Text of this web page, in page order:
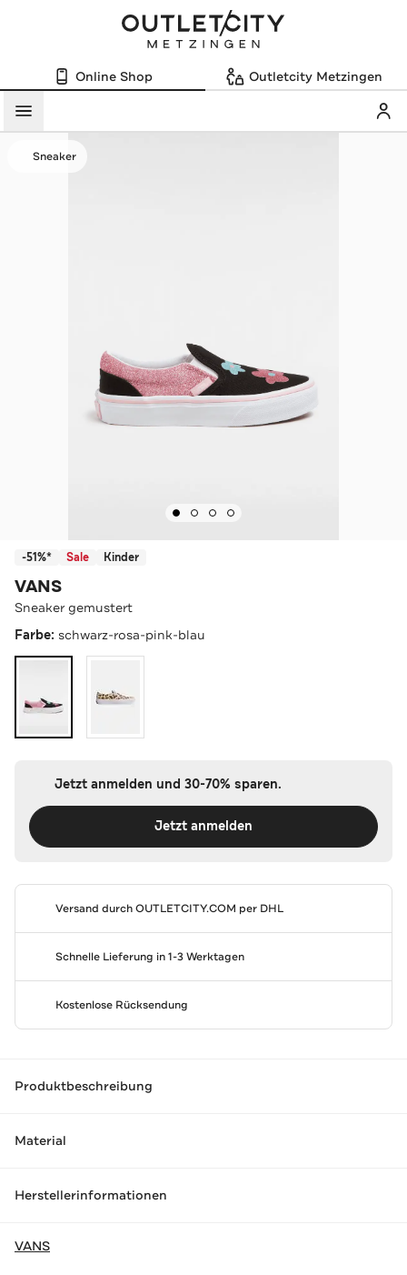
Online Shop Outletcity Metzingen
Menü
Sneaker
-51%* Sale Kinder
VANS
Sneaker gemustert
Farbe: schwarz-rosa-pink-blau
Jetzt anmelden und 30-70% sparen.
Jetzt anmelden
Versand durchOUTLETCITY.COM per DHL
Schnelle Lieferung in 1-3 Werktagen
Kostenlose Rücksendung
Produktbeschreibung
Material
Herstellerinformationen
VANS